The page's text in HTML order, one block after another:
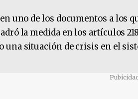
uno de los documentos a los
la medida en los artículos
una situación de crisis en el
Pubicidad